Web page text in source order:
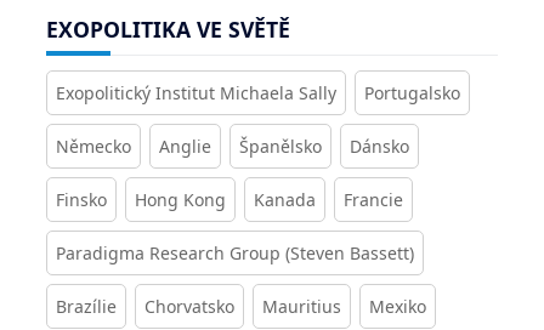
EXOPOLITIKA VE SVĚTĚ
Exopolitický Institut Michaela Sally Portugalsko
Německo Anglie Španělsko Dánsko
Finsko Hong Kong Kanada Francie
Paradigma Research Group (Steven Bassett)
Brazílie Chorvatsko Mauritius Mexiko